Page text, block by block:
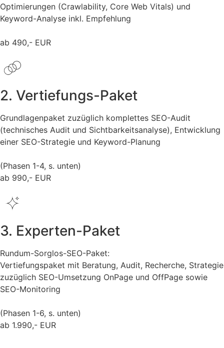
Optimierungen (Crawlability, Core Web Vitals) und
Keyword-Analyse inkl. Empfehlung
ab 490,- EUR
2. Vertiefungs-Paket
Grundlagenpaket zuzüglich komplettes SEO-Audit
(technisches Audit und Sichtbarkeitsanalyse), Entwicklung
einer SEO-Strategie und Keyword-Planung
(Phasen 1-4, s. unten)
ab 990,- EUR
3. Experten-Paket
Rundum-Sorglos-SEO-Paket:
Vertiefungspaket mit Beratung, Audit, Recherche, Strategie
zuzüglich SEO-Umsetzung OnPage und OffPage sowie
SEO-Monitoring
(Phasen 1-6, s. unten)
ab 1.990,- EUR